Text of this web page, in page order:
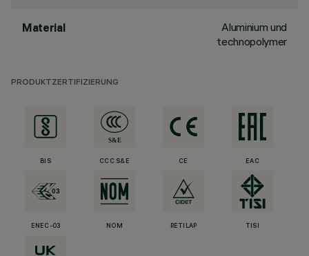
Material
Aluminium und
technopolymer
PRODUKTZERTIFIZIERUNG
BIS CCC S&E CE EAC
ENEC-03 NOM RETILAP TISI